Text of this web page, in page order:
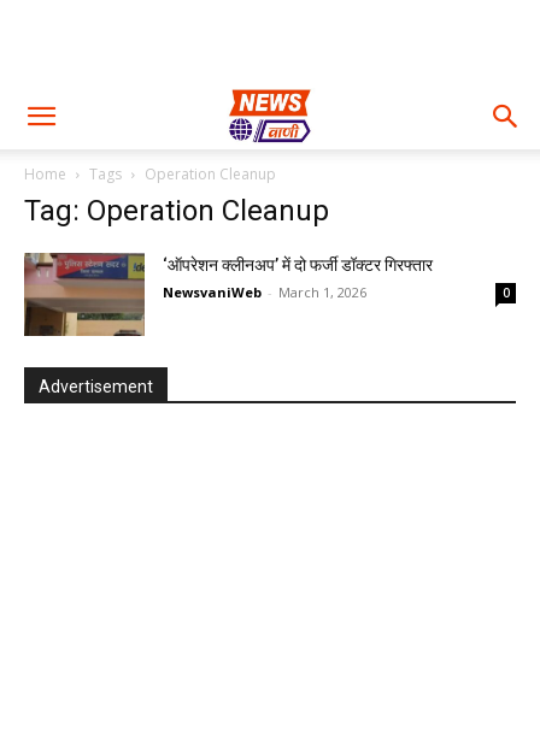
Home Tags Operation Cleanup
Tag: Operation Cleanup
‘ऑपरेशन क्लीनअप’ में दो फर्जी डॉक्टर गिरफ्तार
NewsvaniWeb - March 1, 2026 0
Advertisement